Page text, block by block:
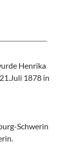
Henrika
1878 in
Schwerin